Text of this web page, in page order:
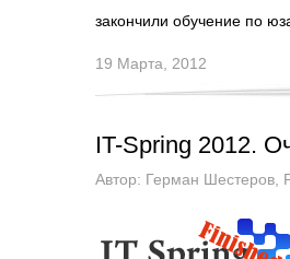
закончили обучение по
19 Марта, 2012
IT-Spring 2012.
Автор: Герман Шестеров